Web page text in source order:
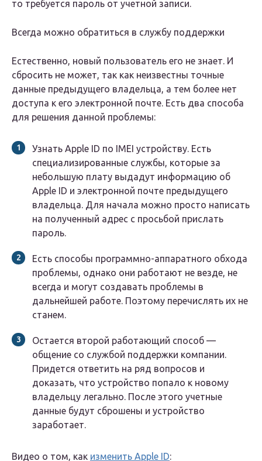
то требуется пароль от учетной записи.
Всегда можно обратиться в службу поддержки
Естественно, новый пользователь его не знает. И
сбросить не может, так как неизвестны точные
данные предыдущего владельца, а тем более нет
доступа к его электронной почте. Есть два способа
для решения данной проблемы:
Узнать Apple ID по IMEI устройству. Есть
специализированные службы, которые за
небольшую плату выдадут информацию об
Apple ID и электронной почте предыдущего
владельца. Для начала можно просто написать
на полученный адрес с просьбой прислать
пароль.
Есть способы программно-аппаратного обхода
проблемы, однако они работают не везде, не
всегда и могут создавать проблемы в
дальнейшей работе. Поэтому перечислять их не
станем.
Остается второй работающий способ —
общение со службой поддержки компании.
Придется ответить на ряд вопросов и
доказать, что устройство попало к новому
владельцу легально. После этого учетные
данные будут сброшены и устройство
заработает.
Видео о том, как изменить Apple ID: